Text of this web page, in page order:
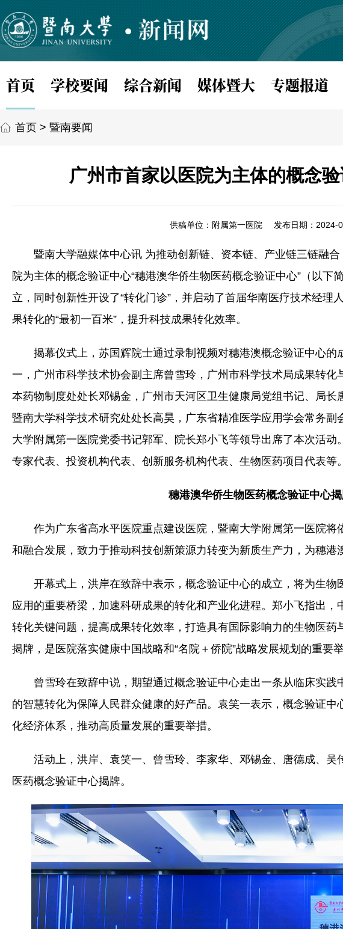
首页 学校要闻 综合新闻 媒体暨大 专题报道
首页 > 暨南要闻
广州市首家以医院为主体的概念
供稿单位：附属第一医院 发布日期：2024-
暨南大学融媒体中心讯 为推动创新链、资本链、产业链三链融
院为主体的概念验证中心“穗港澳华侨生物医药概念验证中心”（以
立，同时创新性开设了“转化门诊”，并启动了首届华南医疗技术经
果转化的“最初一百米”，提升科技成果转化效率。
揭幕仪式上，苏国辉院士通过录制视频对穗港澳概念验证中心
一，广州市科学技术协会副主席曾雪玲，广州市科学技术局成果转
本药物制度处处长邓锡金，广州市天河区卫生健康局党组书记、局
暨南大学科学技术研究处处长高昊，广东省精准医学应用学会常务
大学附属第一医院党委书记郭军、院长郑小飞等领导出席了本次活
专家代表、投资机构代表、创新服务机构代表、生物医药项目代表等。
穗港澳华侨生物医药概念验证中心
作为广东省高水平医院重点建设医院，暨南大学附属第一医院
和融合发展，致力于推动科技创新策源力转变为新质生产力，为穗
开幕式上，洪岸在致辞中表示，概念验证中心的成立，将为生
应用的重要桥梁，加速科研成果的转化和产业化进程。 郑小飞指出，
转化关键问题，提高成果转化效率，打造具有国际影响力的生物医药
揭牌，是医院落实健康中国战略和“名院＋侨院”战略发展规划的重
曾雪玲在致辞中说，期望通过概念验证中心走出一条从临床实
的智慧转化为保障人民群众健康的好产品。 袁笑一表示，概念验证中
化经济体系，推动高质量发展的重要举措。
活动上，洪岸、袁笑一、曾雪玲、李家华、邓锡金、唐德成、
医药概念验证中心揭牌。